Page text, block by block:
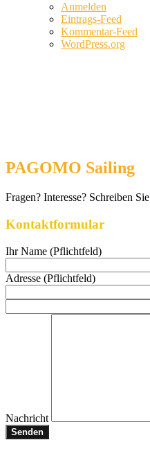
Anmelden
Eintrags-Feed
Kommentar-Feed
WordPress.org
PAGOMO Sailing
Fragen? Interesse? Schreiben Sie
Kontaktformular
Ihr Name (Pflichtfeld)
Adresse (Pflichtfeld)
Nachricht